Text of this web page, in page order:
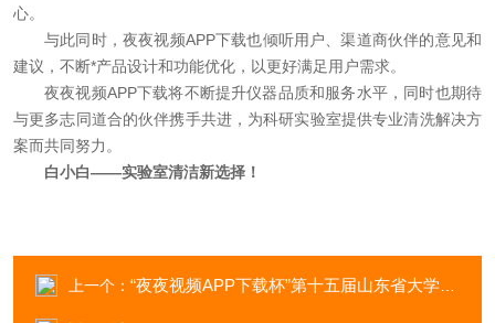
心。
与此同时，夜夜视频APP下载也倾听用户、渠道商伙伴的意见和
建议，不断*产品设计和功能优化，以更好满足用户需求。
夜夜视频APP下载将不断提升仪器品质和服务水平，同时也期待
与更多志同道合的伙伴携手共进，为科研实验室提供专业清洗解决方
案而共同努力。
白小白——实验室清洁新选择！
上一个： “夜夜视频APP下载杯”第十五届山东省大学生化学实验大赛火热开赛！